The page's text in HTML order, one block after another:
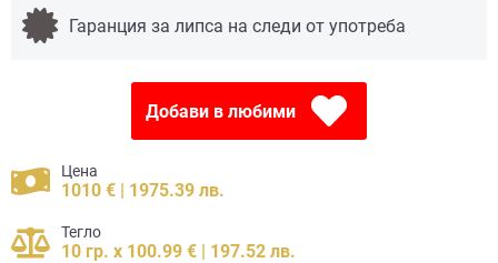
Гаранция за липса на следи от употреба
Добави в любими
Цена
1010 € | 1975.39 лв.
Тегло
10 гр. x 100.99 € | 197.52 лв.